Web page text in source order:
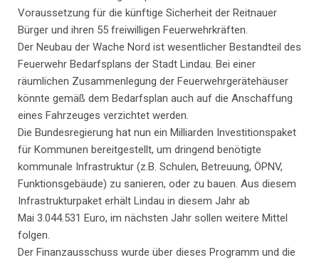
Voraussetzung für die künftige Sicherheit der Reitnauer
Bürger und ihren 55 freiwilligen Feuerwehrkräften.
Der Neubau der Wache Nord ist wesentlicher Bestandteil des
Feuerwehr Bedarfsplans der Stadt Lindau. Bei einer
räumlichen Zusammenlegung der Feuerwehrgerätehäuser
könnte gemäß dem Bedarfsplan auch auf die Anschaffung
eines Fahrzeuges verzichtet werden.
Die Bundesregierung hat nun ein Milliarden Investitionspaket
für Kommunen bereitgestellt, um dringend benötigte
kommunale Infrastruktur (z.B. Schulen, Betreuung, ÖPNV,
Funktionsgebäude) zu sanieren, oder zu bauen. Aus diesem
Infrastrukturpaket erhält Lindau in diesem Jahr ab
Mai 3.044.531 Euro, im nächsten Jahr sollen weitere Mittel
folgen.
Der Finanzausschuss wurde über dieses Programm und die